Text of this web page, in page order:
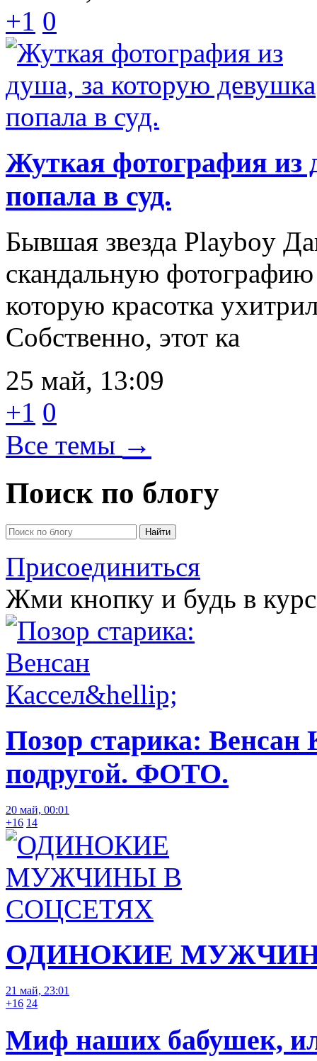
+1 0
Жуткая фотография из
попала в суд.
Бывшая звезда Playboy
скандальную
которую красотка
Собственно, этот ка
25 май, 13:09
+1 0
Все темы →
Поиск по блогу
Присоединиться
Жми кнопку и будь в
Позор старика: Венсан
подругой. ФОТО.
20 май, 00:01
+16 14
ОДИНОКИЕ
21 май, 23:01
+16 24
Миф наших бабушек,